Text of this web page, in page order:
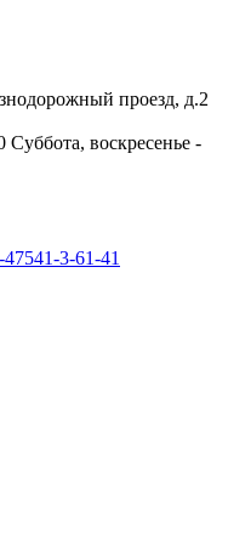
проезд, д.2
воскресенье -
47541-3-61-41